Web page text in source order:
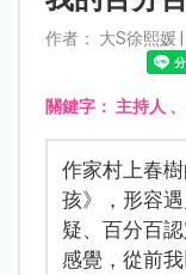
作者： 大S徐熙媛
關鍵字： 主持人 、
作家村上春
孩》，形容
疑、百分百
感覺，從前